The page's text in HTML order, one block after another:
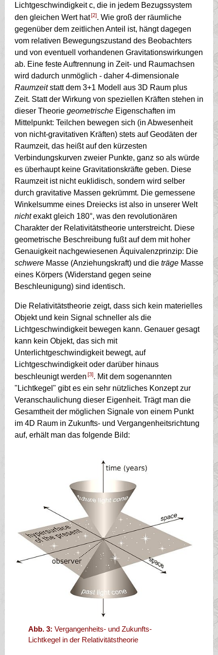
Lichtgeschwindigkeit c, die in jedem Bezugssystem
den gleichen Wert hat[2]. Wie groß der räumliche
gegenüber dem zeitlichen Anteil ist, hängt dagegen
vom relativen Bewegungszustand des Beobachters
und von eventuell vorhandenen Gravitationswirkungen
ab. Eine feste Auftrennung in Zeit- und Raumachsen
wird dadurch unmöglich - daher 4-dimensionale
Raumzeitstatt dem 3+1 Modell aus 3D Raum plus
Zeit. Statt der Wirkung von speziellen Kräften stehen in
dieser Theorie geometrische Eigenschaften im
Mittelpunkt: Teilchen bewegen sich (in Abwesenheit
von nicht-gravitativen Kräften) stets auf Geodäten der
Raumzeit, das heißt auf den kürzesten
Verbindungskurven zweier Punkte, ganz so als würde
es überhaupt keine Gravitationskräfte geben. Diese
Raumzeit ist nicht euklidisch, sondern wird selber
durch gravitative Massen gekrümmt. Die gemessene
Winkelsumme eines Dreiecks ist also in unserer Welt
nichtexakt gleich 180°, was den revolutionären
Charakter der Relativitätstheorie unterstreicht. Diese
geometrische Beschreibung fußt auf dem mit hoher
Genauigkeit nachgewiesenen Äquivalenzprinzip: Die
schwere Masse (Anziehungskraft) und die träge Masse
eines Körpers (Widerstand gegen seine
Beschleunigung) sind identisch.
Die Relativitätstheorie zeigt, dass sich kein materielles
Objekt und kein Signal schneller als die
Lichtgeschwindigkeit bewegen kann. Genauer gesagt
kann kein Objekt, das sich mit
Unterlichtgeschwindigkeit bewegt, auf
Lichtgeschwindigkeit oder darüber hinaus
beschleunigt werden [3]. Mit dem sogenannten
"Lichtkegel" gibt es ein sehr nützliches Konzept zur
Veranschaulichung dieser Eigenheit. Trägt man die
Gesamtheit der möglichen Signale von einem Punkt
im 4D Raum in Zukunfts- und Vergangenheitsrichtung
auf, erhält man das folgende Bild:
Abb. 3: Vergangenheits- und Zukunfts-
Lichtkegel in der Relativitätstheorie